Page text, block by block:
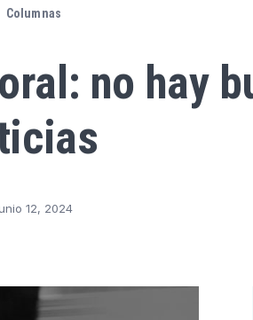
Columnas
no hay
12, 2024